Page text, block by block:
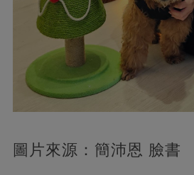
圖片來源：簡沛恩 臉書